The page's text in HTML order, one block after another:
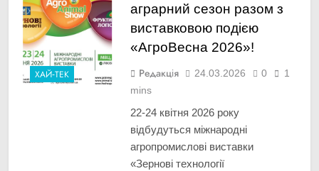
ХАЙ-ТЕК
аграрний сезон разом з
виставковою подією
«АгроВесна 2026»!
Редакція 24.03.2026 0
1
mins
22-24 квітня 2026 року
відбудуться міжнародні
агропромислові виставки
«Зернові технології